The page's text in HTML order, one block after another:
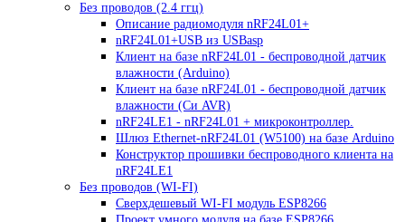
Без проводов (2.4 ггц)
Описание радиомодуля nRF24L01+
nRF24L01+USB из USBasp
Клиент на базе nRF24L01 - беспроводной датчик
влажности (Arduino)
Клиент на базе nRF24L01 - беспроводной датчик
влажности (Си AVR)
nRF24LE1 - nRF24L01 + микроконтроллер.
Шлюз Ethernet-nRF24L01 (W5100) на базе Arduino
Конструктор прошивки беспроводного клиента на
nRF24LE1
Без проводов (WI-FI)
Сверхдешевый WI-FI модуль ESP8266